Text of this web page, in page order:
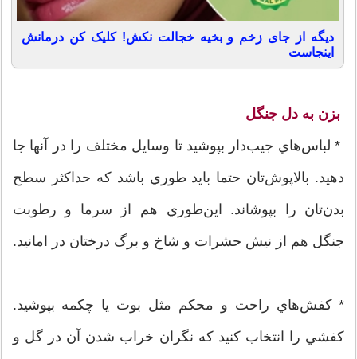
دیگه از جای زخم و بخیه خجالت نکش! کلیک کن درمانش
اینجاست
بزن به دل جنگل
* لباس‌هاي جيب‌دار بپوشيد تا وسايل مختلف را در آنها جا
دهيد. بالاپوش‌تان حتما بايد طوري باشد كه حداكثر سطح
بدن‌تان را بپوشاند. اين‌طوري هم از سرما و رطوبت
جنگل هم از نيش حشرات و شاخ و برگ درختان در امانيد.
* كفش‌هاي راحت و محكم مثل بوت يا چكمه بپوشيد.
كفشي را انتخاب كنيد كه نگران خراب شدن آن در گل و